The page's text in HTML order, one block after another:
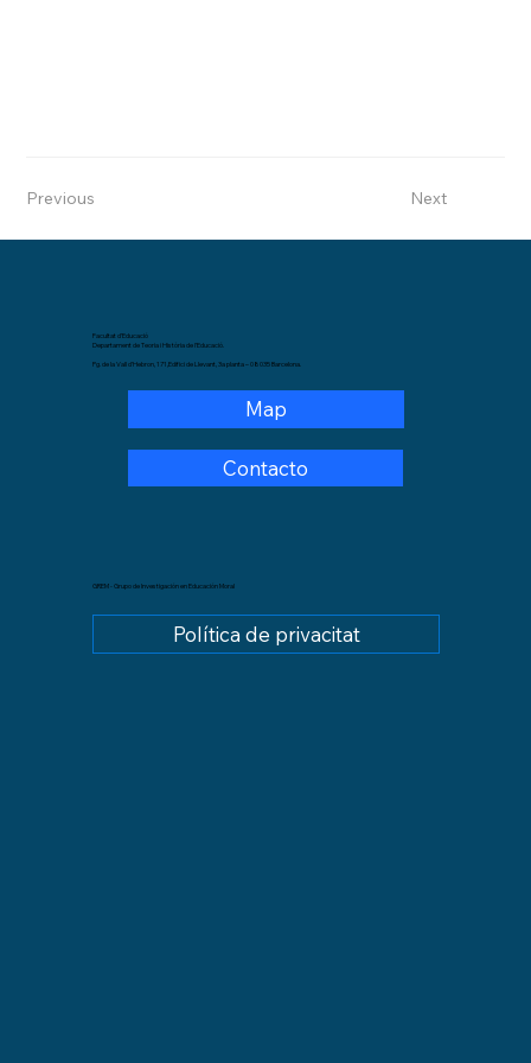
Previous Next
GREM - Grupo de Investigación en Educación Moral
Política de privacitat
Facultat d’Educació
Departament de Teoria i Història de l’Educació.
Pg. de la Vall d’Hebron, 171,Edifici de Llevant, 3a planta – 08035 Barcelona.
Map
Contacto